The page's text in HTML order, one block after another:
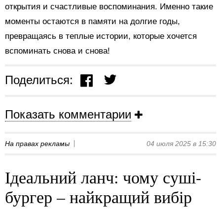
открытия и счастливые воспоминания. Именно такие
моменты остаются в памяти на долгие годы,
превращаясь в теплые истории, которые хочется
вспоминать снова и снова!
Поделиться:
Показать комментарии
На правах рекламы 04 июля 2025 в 15:30
Ідеальний ланч: чому суші-
бургер – найкращий вибір